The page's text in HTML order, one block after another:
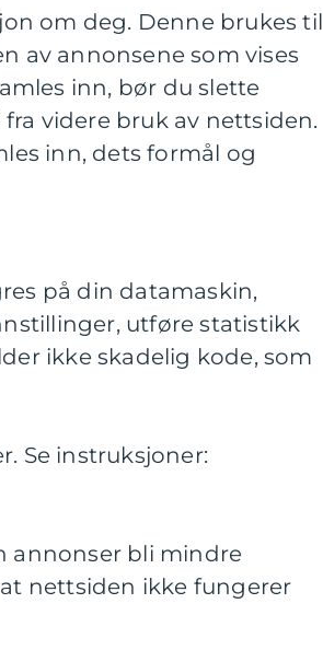
om deg. Denne brukes til
av annonsene som vises
inn, bør du slette
fra videre bruk av nettsiden.
inn, dets formål og
på din datamaskin,
utføre statistikk
ikke skadelig kode, som
Se instruksjoner:
annonser bli mindre
nettsiden ikke fungerer